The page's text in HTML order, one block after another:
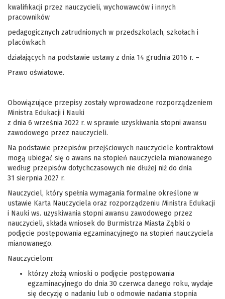
kwalifikacji przez nauczycieli, wychowawców i innych
pracowników
pedagogicznych zatrudnionych w przedszkolach, szkołach i
placówkach
działających na podstawie ustawy z dnia 14 grudnia 2016 r. –
Prawo oświatowe.
Obowiązujące przepisy zostały wprowadzone rozporządzeniem
Ministra Edukacji i Nauki
z dnia 6 września 2022 r. w sprawie uzyskiwania stopni awansu
zawodowego przez nauczycieli.
Na podstawie przepisów przejściowych nauczyciele kontraktowi
mogą ubiegać się o awans na stopień nauczyciela mianowanego
według przepisów dotychczasowych nie dłużej niż do dnia
31 sierpnia 2027 r.
Nauczyciel, który spełnia wymagania formalne określone w
ustawie Karta Nauczyciela oraz rozporządzeniu Ministra Edukacji
i Nauki ws. uzyskiwania stopni awansu zawodowego przez
nauczycieli, składa wniosek do Burmistrza Miasta Ząbki o
podjęcie postępowania egzaminacyjnego na stopień nauczyciela
mianowanego.
Nauczycielom:
którzy złożą wnioski o podjęcie postępowania
egzaminacyjnego do dnia 30 czerwca danego roku, wydaje
się decyzję o nadaniu lub o odmowie nadania stopnia